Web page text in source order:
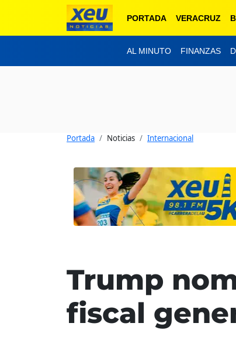
PORTADA VERACRUZ
AL MINUTO FINANZAS
Portada Noticias Internacional
Trump
fiscal